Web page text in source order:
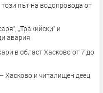
път на водопровода от
„Тракийски“ и
авария
в област Хасково от 7 до
Хасково и читалищен деец